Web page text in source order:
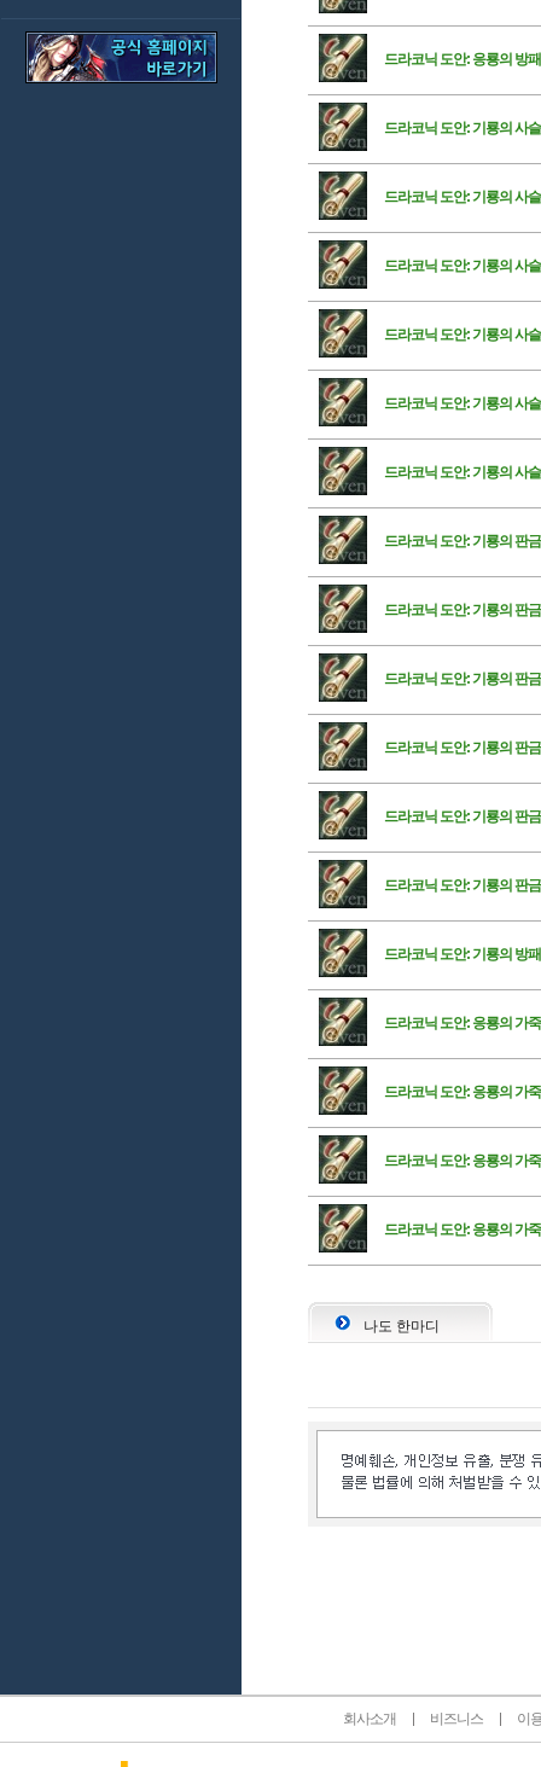
드라코닉 도안: 응룡의 방패
드라코닉 도안: 기룡의 사
드라코닉 도안: 기룡의 사
드라코닉 도안: 기룡의 사
드라코닉 도안: 기룡의 사
드라코닉 도안: 기룡의 사
드라코닉 도안: 기룡의 사
드라코닉 도안: 기룡의 판
드라코닉 도안: 기룡의 판
드라코닉 도안: 기룡의 판
드라코닉 도안: 기룡의 판
드라코닉 도안: 기룡의 판
드라코닉 도안: 기룡의 판
드라코닉 도안: 기룡의 방패
드라코닉 도안: 응룡의 가
드라코닉 도안: 응룡의 가
드라코닉 도안: 응룡의 가
드라코닉 도안: 응룡의 가
나도 한마디
회사소개 비즈니스 이